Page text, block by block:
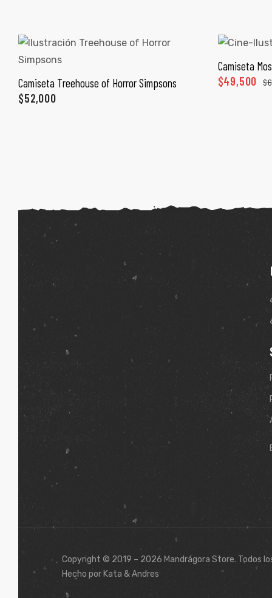
SELECCIONAR OPCIONES
Camiseta Treehouse of Horror Simpsons
$52,000
Camiseta
$
$49,500
Copyright © 2019 – 2026 Mandrágora Store. Todos
Hecho por Kata & Andres